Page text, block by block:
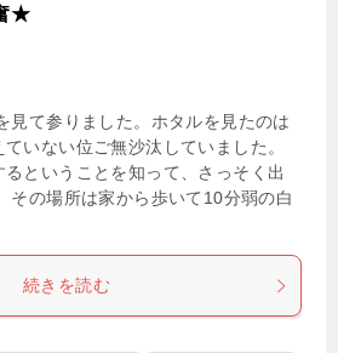
★
見て参りました。ホタルを見たのは
いない位ご無沙汰していました。
ということを知って、さっそく出
その場所は家から歩いて10分弱の白
続きを読む